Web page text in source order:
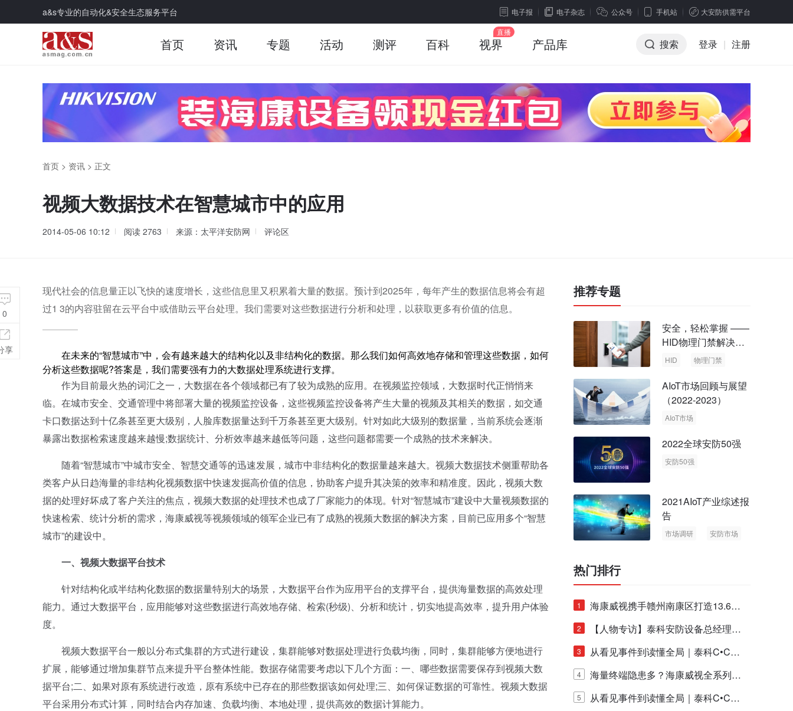
a&s专业的自动化&安全生态服务平台 电子报 电子杂志 公众号 手机站 大安防供需平台
首页 资讯 专题 活动 测评 百科 视界 产品库 搜索 登录 | 注册
首页 > 资讯 > 正文
视频大数据技术在智慧城市中的应用
2014-05-06 10:12 阅读 2763 来源：太平洋安防网 评论区
现代社会的信息量正以飞快的速度增长，这些信息里又积累着大量的数据。预计到2025年，每年产生的数据信息将会有超
过1 3的内容驻留在云平台中或借助云平台处理。我们需要对这些数据进行分析和处理，以获取更多有价值的信息。
在未来的“智慧城市”中，会有越来越大的结构化以及非结构化的数据。那么我们如何高效地存储和管理这些数据，如何
分析这些数据呢?答案是，我们需要强有力的大数据处理系统进行支撑。
作为目前最火热的词汇之一，大数据在各个领域都已有了较为成熟的应用。在视频监控领域，大数据时代正悄悄来
临。在城市安全、交通管理中将部署大量的视频监控设备，这些视频监控设备将产生大量的视频及其相关的数据，如交通
卡口数据达到十亿条甚至更大级别，人脸库数据量达到千万条甚至更大级别。针对如此大级别的数据量，当前系统会逐渐
暴露出数据检索速度越来越慢;数据统计、分析效率越来越低等问题，这些问题都需要一个成熟的技术来解决。
随着“智慧城市”中城市安全、智慧交通等的迅速发展，城市中非结构化的数据量越来越大。视频大数据技术侧重帮助各
类客户从日趋海量的非结构化视频数据中快速发掘高价值的信息，协助客户提升其决策的效率和精准度。因此，视频大数
据的处理好坏成了客户关注的焦点，视频大数据的处理技术也成了厂家能力的体现。针对“智慧城市”建设中大量视频数据的
快速检索、统计分析的需求，海康威视等视频领域的领军企业已有了成熟的视频大数据的解决方案，目前已应用多个“智慧
城市”的建设中。
一、视频大数据平台技术
针对结构化或半结构化数据的数据量特别大的场景，大数据平台作为应用平台的支撑平台，提供海量数据的高效处理
能力。通过大数据平台，应用能够对这些数据进行高效地存储、检索(秒级)、分析和统计，切实地提高效率，提升用户体验
度。
视频大数据平台一般以分布式集群的方式进行建设，集群能够对数据处理进行负载均衡，同时，集群能够方便地进行
扩展，能够通过增加集群节点来提升平台整体性能。数据存储需要考虑以下几个方面：一、哪些数据需要保存到视频大数
据平台;二、如果对原有系统进行改造，原有系统中已存在的那些数据该如何处理;三、如何保证数据的可靠性。视频大数据
平台采用分布式计算，同时结合内存加速、负载均衡、本地处理，提供高效的数据计算能力。
0
享
推荐专题
安全，轻松掌握 ——
HID物理门禁解决方
案，启动智慧安全新
HID 物理门禁
AIoT市场回顾与展望
（2022-2023）
AIoT市场
2022全球安防50强
安防50强
2021AIoT产业综述报
告
市场调研
安防市场
热门排行
1
海康威视携手赣州南康区打造13.6公
里绿波网
2
【人物专访】泰科安防设备总经理张
宁解码安防出海新范式
3
从看见事件到读懂全局｜泰科C•CUR
E IQ 3.20开启安防运营智能新时代
4
海量终端隐患多？海康威视全系列物
联安全产品，四层守护更放心！
5
从看见事件到读懂全局｜泰科C•CUR